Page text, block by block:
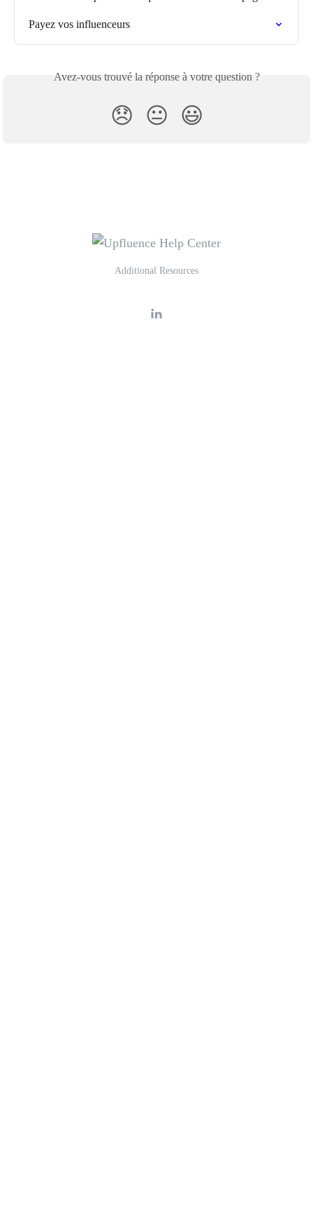
Payez vos influenceurs
Avez-vous trouvé la réponse à votre question ?
😞 😐 😃
Additional Resources